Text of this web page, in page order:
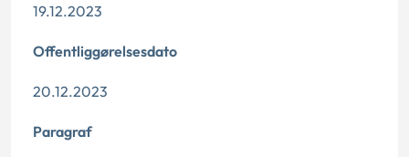
19.12.2023
Offentliggørelsesdato
20.12.2023
Paragraf